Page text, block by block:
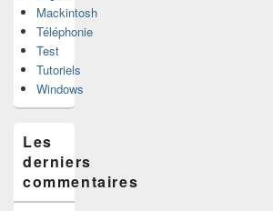
Mackintosh
Téléphonie
Test
Tutoriels
Windows
Les
derniers
commentaires